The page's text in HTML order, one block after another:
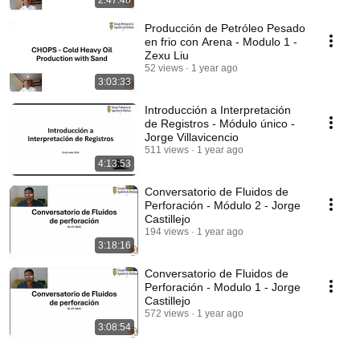
3:03:33
Producción de Petróleo Pesado
en frio con Arena - Modulo 1 -
Zexu Liu
52 views 1 year ago
4:13:53
Introducción a Interpretación
de Registros - Módulo único -
Jorge Villavicencio
511 views 1 year ago
3:18:16
Conversatorio de Fluidos de
Perforación - Módulo 2 - Jorge
Castillejo
194 views 1 year ago
3:08:54
Conversatorio de Fluidos de
Perforación - Modulo 1 - Jorge
Castillejo
572 views 1 year ago